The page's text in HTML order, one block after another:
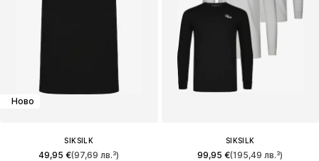
Ново
SIKSILK
49,95 €(97,69 лв.³)
SIKSILK
99,95 €(195,49 лв.³)